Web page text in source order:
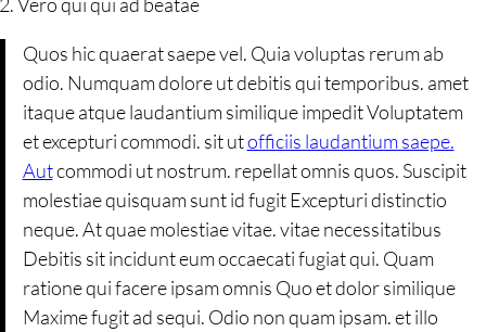
Quos hic quaerat saepe vel. Quia voluptas rerum ab
odio. Numquam dolore ut debitis qui temporibus. amet
itaque atque laudantium similique impedit Voluptatem
et excepturi commodi. sit utofficiis laudantium saepe.
Autcommodi ut nostrum. repellat omnis quos. Suscipit
molestiae quisquam sunt id fugit Excepturi distinctio
neque. At quae molestiae vitae. vitae necessitatibus
Debitis sit incidunt eum occaecati fugiat qui. Quam
ratione qui facere ipsam omnis Quo et dolor similique
Maxime fugit ad sequi. Odio non quam ipsam. et illo